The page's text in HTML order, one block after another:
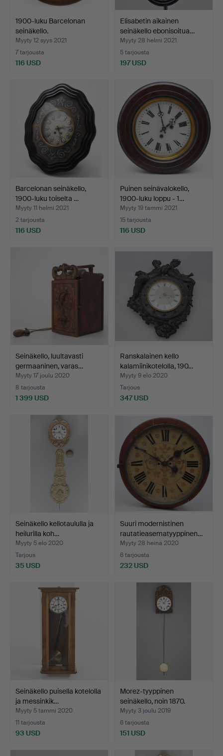
1900-luku Barcelonan
seinäkello.
Myyty 12 syys 2021
7 tarjousta
116 USD
Elisabetin aikainen
seinäkello ebonisoitua…
Myyty 28 helmi 2021
5 tarjousta
197 USD
Barcelonan seinäkello,
1900-luku toiselta …
Myyty 11 helmi 2021
2 tarjousta
116 USD
Puinen seinävalokello,
1900-luku loppu - 1…
Myyty 19 tammi 2021
15 tarjousta
116 USD
Seinäkello, luultavasti
germaaninen, varas…
Myyty 17 joulu 2020
8 tarjousta
1 399 USD
Ranskalainen kello
kalamiinikotelolla, 190…
Myyty 9 elo 2020
Tarjous
347 USD
Seinäkello kellotaululla ja
heilurilla koh…
Myyty 5 elo 2020
Tarjous
35 USD
Suuri modernistinen
rautatieasematyyppinen…
Myyty 28 heinä 2020
6 tarjousta
232 USD
Seinäkello puisella kotelolla
ja messinkik…
Myyty 5 tammi 2020
11 tarjousta
93 USD
Morez-tyyppinen
seinäkello, noin 1870.
Myyty 3 joulu 2019
6 tarjousta
151 USD